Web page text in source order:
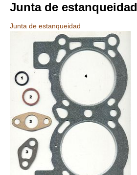
Junta de estanqueidad
Junta de estanqueidad